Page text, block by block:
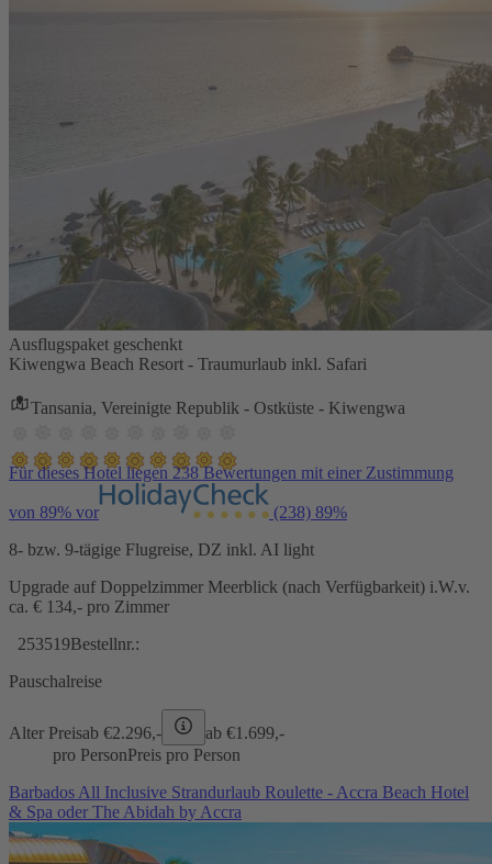
Ausflugspaket geschenkt
Kiwengwa Beach Resort - Traumurlaub inkl. Safari
Tansania, Vereinigte Republik - Ostküste - Kiwengwa
Für dieses Hotel liegen 238 Bewertungen mit einer Zustimmung
von 89% vor (238) 89%
8- bzw. 9-tägige Flugreise, DZ inkl. AI light
Upgrade auf Doppelzimmer Meerblick (nach Verfügbarkeit) i.W.v.
ca. € 134,- pro Zimmer
253519Bestellnr.:
Pauschalreise
Alter Preisab €2.296,- ab €1.699,-
pro PersonPreis pro Person
Barbados All Inclusive Strandurlaub Roulette - Accra Beach Hotel
& Spa oder The Abidah by Accra